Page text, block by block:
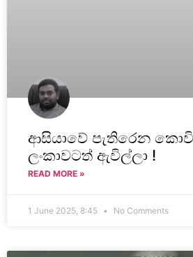
ආසියාවේ පැතිරෙන
ලංකාවටත් ඇවිල්ලා !
READ MORE »
1 June 2025, 8:45 No Comments